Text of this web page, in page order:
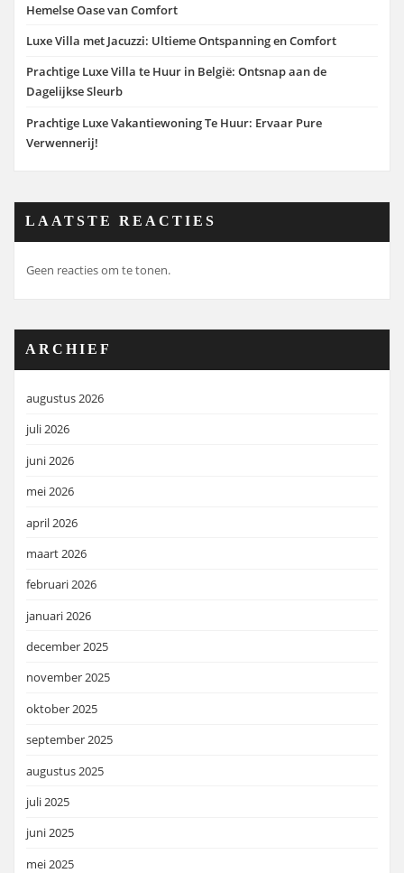
Hemelse Oase van Comfort
Luxe Villa met Jacuzzi: Ultieme Ontspanning en Comfort
Prachtige Luxe Villa te Huur in België: Ontsnap aan de
Dagelijkse Sleurb
Prachtige Luxe Vakantiewoning Te Huur: Ervaar Pure
Verwennerij!
LAATSTE REACTIES
Geen reacties om te tonen.
ARCHIEF
augustus 2026
juli 2026
juni 2026
mei 2026
april 2026
maart 2026
februari 2026
januari 2026
december 2025
november 2025
oktober 2025
september 2025
augustus 2025
juli 2025
juni 2025
mei 2025